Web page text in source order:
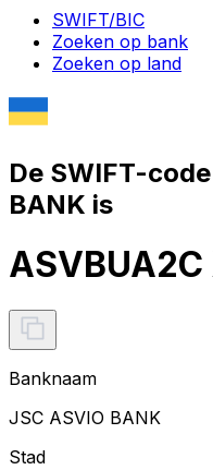
SWIFT/BIC
Zoeken op bank
Zoeken op land
De SWIFT-
BANK is
Banknaam
JSC ASVIO BANK
Stad